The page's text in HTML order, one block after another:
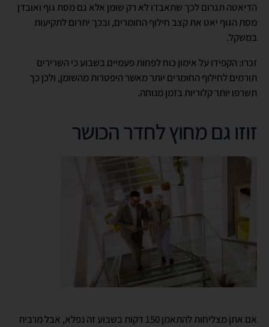
הדיאטה תגרום לכך שתאבדו לא רק שומן אלא גם מסת גוף ואובדן
מסת הגוף יאט את קצב חילוף החומרים, ובכך יתרום לתקיעות
במשקל.
זכרו: הקפידו על אימון כוח לפחות פעמיים בשבוע כי השרירים
תורמים לחילוף החומרים יותר מאשר היפטרות מהשומן, ולכן כך
תשרפו יותר קלוריות בזמן מנוחה.
זוזו גם מחוץ לחדר הכושר
אם אתן מצליחות להתאמן 150 דקות בשבוע זה נפלא, אבל מרבית